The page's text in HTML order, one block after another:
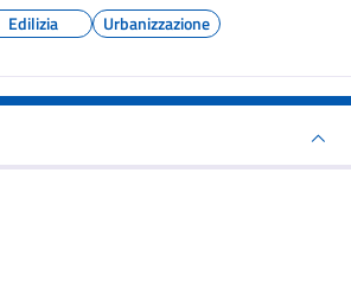
Edilizia Urbanizzazione